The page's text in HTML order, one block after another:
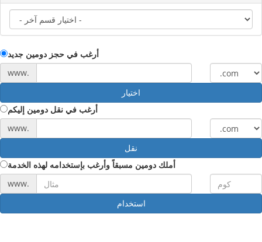
أرغب في حجز دومين جديد
www.
اختيار
أرغب في نقل دومين إليكم
www.
نقل
أملك دومين مسبقاً وأرغب بإستخدامه لهذه الخدمة
www.
استخدام